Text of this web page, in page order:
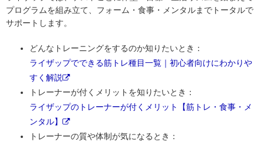
プログラムを組み立て、フォーム・食事・メンタルまでトータルで
サポートします。
どんなトレーニングをするのか知りたいとき：
ライザップでできる筋トレ種目一覧｜初心者向けにわかりや
すく解説
トレーナーが付くメリットを知りたいとき：
ライザップのトレーナーが付くメリット【筋トレ・食事・メ
ンタル】
トレーナーの質や体制が気になるとき：